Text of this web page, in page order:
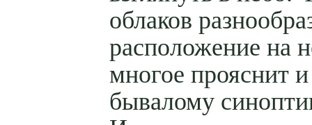
облаков
расположение на
многое прояснит
бывалому